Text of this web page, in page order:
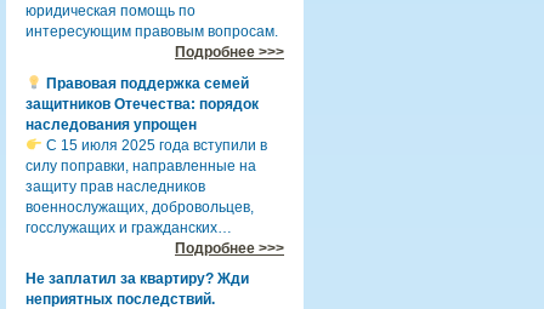
юридическая помощь по
интересующим правовым вопросам.
Подробнее >>>
Правовая поддержка семей
защитников Отечества: порядок
наследования упрощен
С 15 июля 2025 года вступили в
силу поправки, направленные на
защиту прав наследников
военнослужащих, добровольцев,
госслужащих и гражданских…
Подробнее >>>
Не заплатил за квартиру? Жди
неприятных последствий.